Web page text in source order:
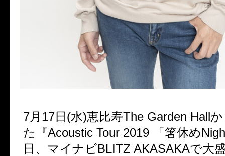
7月 17日(水)恵比寿The Garden Hall
た『Acoustic Tour 2019 「箸休め
日、マイナビBLITZ AKASAKAで大